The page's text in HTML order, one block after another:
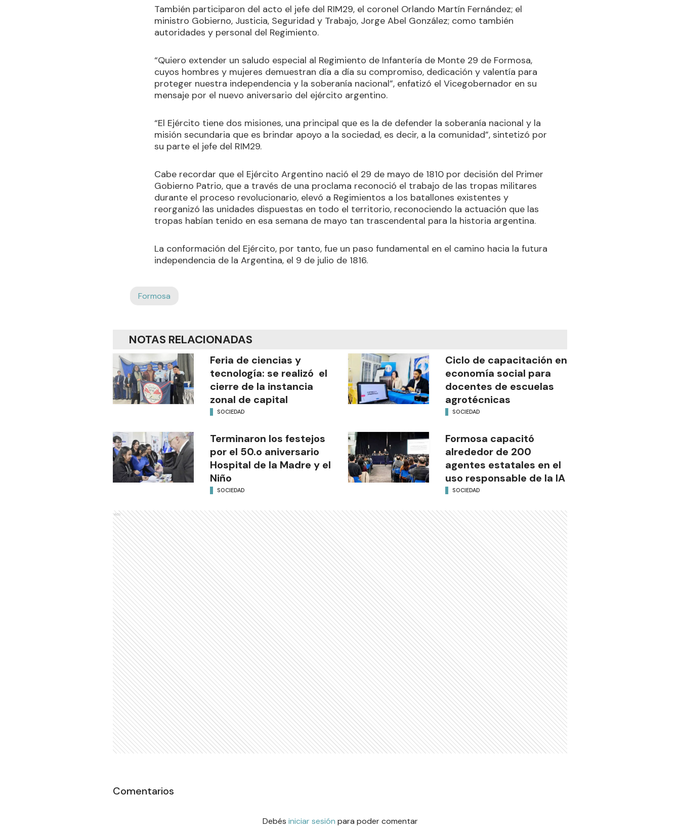
También participaron del acto el jefe del RIM29, el coronel Orlando Martín Fernández; el
ministro Gobierno, Justicia, Seguridad y Trabajo, Jorge Abel González; como también
autoridades y personal del Regimiento.
“Quiero extender un saludo especial al Regimiento de Infantería de Monte 29 de Formosa,
cuyos hombres y mujeres demuestran día a día su compromiso, dedicación y valentía para
proteger nuestra independencia y la soberanía nacional”, enfatizó el Vicegobernador en su
mensaje por el nuevo aniversario del ejército argentino.
“El Ejército tiene dos misiones, una principal que es la de defender la soberanía nacional y la
misión secundaria que es brindar apoyo a la sociedad, es decir, a la comunidad”, sintetizó por
su parte el jefe del RIM29.
Cabe recordar que el Ejército Argentino nació el 29 de mayo de 1810 por decisión del Primer
Gobierno Patrio, que a través de una proclama reconoció el trabajo de las tropas militares
durante el proceso revolucionario, elevó a Regimientos a los batallones existentes y
reorganizó las unidades dispuestas en todo el territorio, reconociendo la actuación que las
tropas habían tenido en esa semana de mayo tan trascendental para la historia argentina.
La conformación del Ejército, por tanto, fue un paso fundamental en el camino hacia la futura
independencia de la Argentina, el 9 de julio de 1816.
Formosa
NOTAS RELACIONADAS
Feria de ciencias y
tecnología: se realizó el
cierre de la instancia
zonal de capital
SOCIEDAD
Ciclo de capacitación en
economía social para
docentes de escuelas
agrotécnicas
SOCIEDAD
Terminaron los festejos
por el 50.o aniversario
Hospital de la Madre y el
Niño
SOCIEDAD
Formosa capacitó
alrededor de 200
agentes estatales en el
uso responsable de la IA
SOCIEDAD
Ads
Comentarios
Debés iniciar sesión para poder comentar